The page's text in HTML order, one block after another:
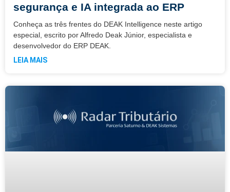
segurança e IA integrada ao ERP
Conheça as três frentes do DEAK Intelligence neste artigo
especial, escrito por Alfredo Deak Júnior, especialista e
desenvolvedor do ERP DEAK.
LEIA MAIS